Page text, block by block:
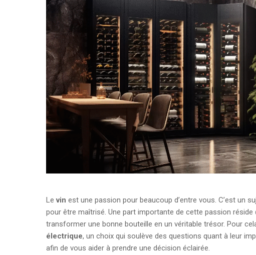
Levin est une passion pour beaucoup d’entre vous. C’est un
pour être maîtrisé. Une part importante de cette passion
transformer une bonne bouteille en un véritable trésor. Pour
électrique, un choix qui soulève des questions quant à leur
afin de vous aider à prendre une décision éclairée.